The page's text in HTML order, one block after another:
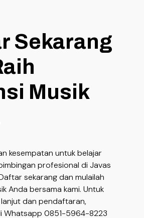
Sekarang
Musik
kesempatan untuk belajar
profesional di Javas
sekarang dan mulailah
Anda bersama kami. Untuk
dan pendaftaran,
Whatsapp 0851-5964-8223